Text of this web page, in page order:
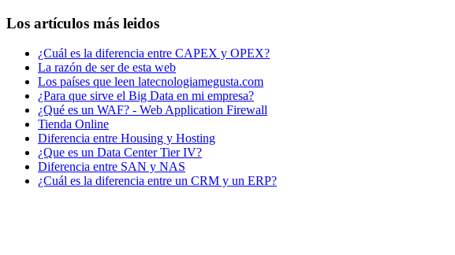
Los artículos más leidos
¿Cuál es la diferencia entre CAPEX y OPEX?
La razón de ser de esta web
Los países que leen latecnologiamegusta.com
¿Para que sirve el Big Data en mi empresa?
¿Qué es un WAF? - Web Application Firewall
Tienda Online
Diferencia entre Housing y Hosting
¿Que es un Data Center Tier IV?
Diferencia entre SAN y NAS
¿Cuál es la diferencia entre un CRM y un ERP?